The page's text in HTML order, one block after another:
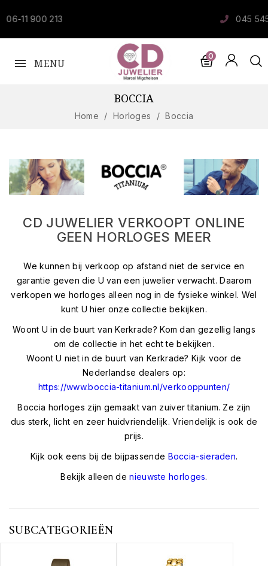
MENU
0
BOCCIA
Home Horloges Boccia
CD JUWELIER VERKOOPT ONLINE
GEEN HORLOGES MEER
We kunnen bij verkoop op afstand niet de service en
garantie geven die U van een juwelier verwacht. Daarom
verkopen we horloges alleen nog in de fysieke winkel. Wel
kunt U hier onze collectie bekijken.
Woont U in de buurt van Kerkrade? Kom dan gezellig langs
om de collectie in het echt te bekijken.
Woont U niet in de buurt van Kerkrade? Kijk voor de
Nederlandse dealers op:
https://www.boccia-titanium.nl/verkooppunten/
Boccia horloges zijn gemaakt van zuiver titanium. Ze zijn
dus sterk, licht en zeer huidvriendelijk. Vriendelijk is ook de
prijs.
Kijk ook eens bij de bijpassende Boccia-sieraden.
Bekijk alleen denieuwste horloges.
SUBCATEGORIEËN